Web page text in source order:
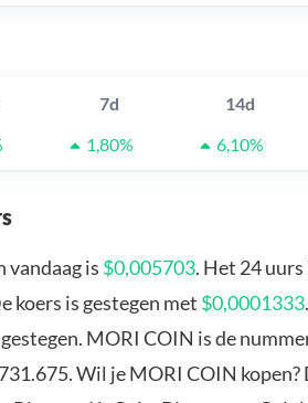
7d 14d
1,80% 6,10%
vandaag is $0,005703. Het 24
koers is gestegen met $0,0001333
MORI COIN is de
Wil je MORI COIN kopen?